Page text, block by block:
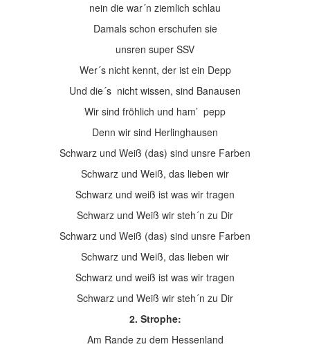
nein die war´n ziemlich schlau
Damals schon erschufen sie
unsren super SSV
Wer´s nicht kennt, der ist ein Depp
Und die´s nicht wissen, sind Banausen
Wir sind fröhlich und ham’ pepp
Denn wir sind Herlinghausen
Schwarz und Weiß (das) sind unsre Farben
Schwarz und Weiß, das lieben wir
Schwarz und weiß ist was wir tragen
Schwarz und Weiß wir steh´n zu Dir
Schwarz und Weiß (das) sind unsre Farben
Schwarz und Weiß, das lieben wir
Schwarz und weiß ist was wir tragen
Schwarz und Weiß wir steh´n zu Dir
2. Strophe:
Am Rande zu dem Hessenland